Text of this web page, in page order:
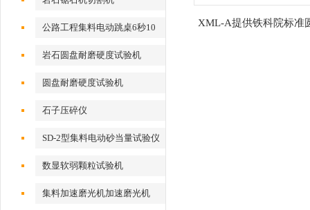
公路工程集料电动跳桌6秒10
次
岩石圆盘耐磨硬度试验机
圆盘耐磨硬度试验机
石子压碎仪
SD-2型集料电动砂当量试验仪
数显软弱颗粒试验机
集料加速磨光机加速磨光机
XML-A提供铁科院标准